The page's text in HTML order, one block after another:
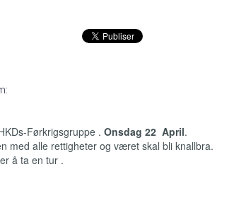
Førkrigsgruppe . Onsdag 22 April.
med alle rettigheter og været skal bli knallbra.
å ta en tur .